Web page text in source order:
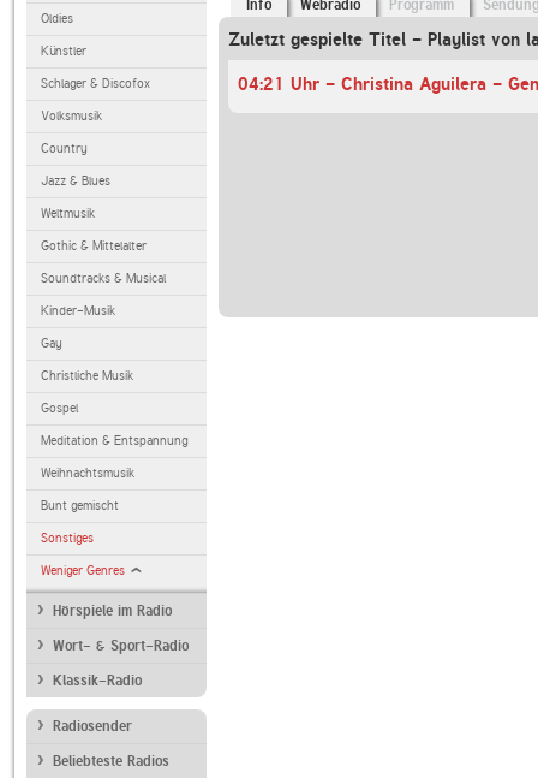
Oldies
Künstler
Schlager & Discofox
Volksmusik
Country
Jazz & Blues
Weltmusik
Gothic & Mittelalter
Soundtracks & Musical
Kinder-Musik
Gay
Christliche Musik
Gospel
Meditation & Entspannung
Weihnachtsmusik
Bunt gemischt
Sonstiges
Weniger Genres
Hörspiele im Radio
Wort- & Sport-Radio
Klassik-Radio
Radiosender
Beliebteste Radios
Info Webradio Programm
Zuletzt gespielte Titel - Playlist von
04:21 Uhr - Christina Aguilera -